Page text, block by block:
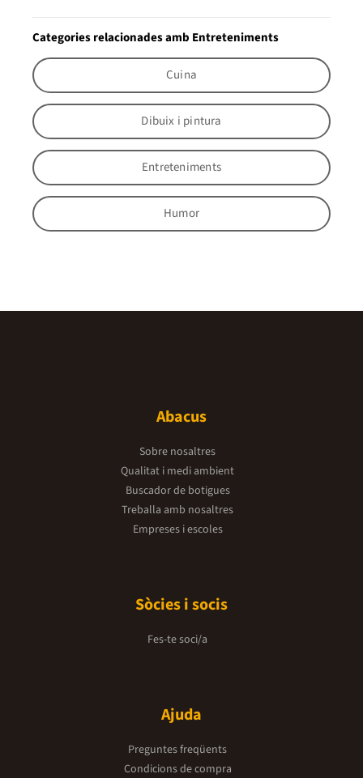
Categories relacionades amb Entreteniments
Cuina
Dibuix i pintura
Entreteniments
Humor
Abacus
Sobre nosaltres
Qualitat i medi ambient
Buscador de botigues
Treballa amb nosaltres
Empreses i escoles
Sòcies i socis
Fes-te soci/a
Ajuda
Preguntes freqüents
Condicions de compra